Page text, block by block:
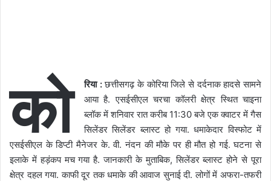
को रिया :छत्तीसगढ़ के कोरिया जिले से दर्दनाक हादसे सामने
आया है. एसईसीएल चरचा कॉलरी क्षेत्र स्थित चाइना
ब्लॉक में शनिवार रात करीब 11:30 बजे एक क्वाटर में गैस
सिलेंडर सिलेंडर ब्लास्ट हो गया. धमाकेदार विस्फोट में
एसईसीएल के डिप्टी मैनेजर के. वी. नंदन की मौके पर ही मौत हो गई. घटना से
इलाके में हड़ंकप मच गया है. जानकारी के मुताबिक, सिलेंडर ब्लास्ट होने से पूरा
क्षेत्र दहल गया. काफी दूर तक धमाके की आवाज सुनाई दी. लोगों में अफरा-तफरी